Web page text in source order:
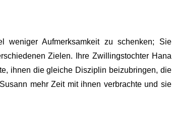
Aufmerksamkeit zu schenken; Sie
Zielen. Ihre Zwillingstochter Hana
ihnen die gleiche Disziplin beizubringen, die
mehr Zeit mit ihnen verbrachte und sie